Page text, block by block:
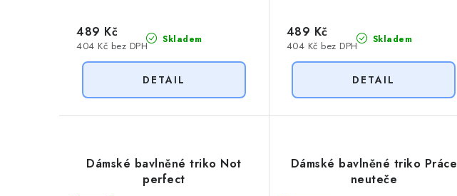
Skladem
404 Kč bez DPH
489 Kč Skladem
404 Kč bez DPH
489 Kč
Dámské bavlněné triko Not
perfect
Dámské bavlněné triko Práce
neuteče